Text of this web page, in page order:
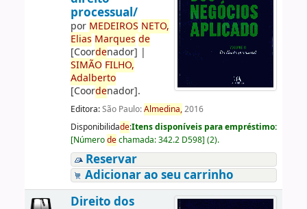
processual/
por MEDEIROS NETO,
Elias Marques de
[Coordenador] |
SIMÃO FILHO,
Adalberto
[Coordenador].
Editora:São Paulo:Almedina,2016
Disponibilidade:Itens disponíveis para empréstimo:
[Númerodechamada:342.2 D598] (2).
Reservar
Adicionar ao seu carrinho
Direito dos